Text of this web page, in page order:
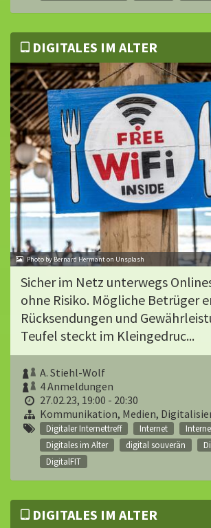
DIGITALES IM ALTER
Photo by Bernard Hermant on Unsplash
Sicher im Netz unterwegs
ohne Risiko. Mögliche Betrüger
Rücksendungen und
Teufel steckt im Kleingedruc...
A. Stiehl-Wolf
4 Anmeldungen
27.02.23, 19:00 - 20:30
Kommunikation, Medien,
Digitaler Internettreff Internet
Digitales im Alter
digital souverän
DigitalFIT
DIGITALES IM ALTER